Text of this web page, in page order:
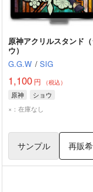
原神アクリルスタンド
ウ）
G.G.W / SIG
1,100 円 （税込）
原神
ショウ
×：在庫なし
サンプル 再販